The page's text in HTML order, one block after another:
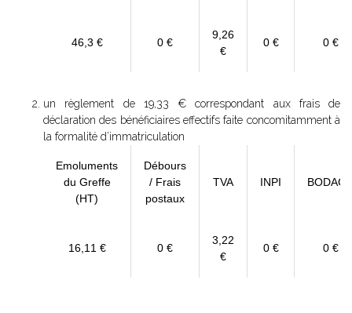
46,3 € 0 €
9,26
€
0 € 0 €
un règlement de 19,33 € correspondant aux frais de
déclaration des bénéficiaires effectifs faite concomitamment à
la formalité d’immatriculation
Emoluments
du Greffe
(HT)
Débours
/ Frais
postaux
TVA INPI
16,11 € 0 €
3,22
€
0 € 0 €